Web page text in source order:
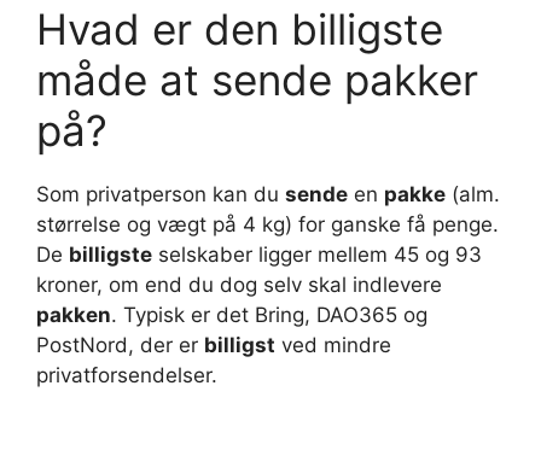
Hvad er den billigste
måde at sende pakker
på?
Som privatperson kan du sende en pakke (alm.
størrelse og vægt på 4 kg) for ganske få penge.
De billigste selskaber ligger mellem 45 og 93
kroner, om end du dog selv skal indlevere
pakken. Typisk er det Bring, DAO365 og
PostNord, der er billigst ved mindre
privatforsendelser.